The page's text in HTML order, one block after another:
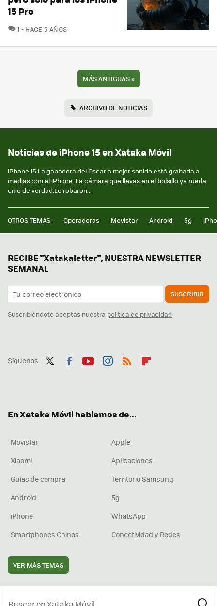
15 Pro
1 COMENTARIOS
HACE 3 AÑOS
MÁS ANTIGUAS»
ARCHIVO DE NOTICIAS
Noticias de iPhone 15 en Xataka Móvil
iPhone 15:La ganadora del Oscar a mejor sonido está grabada a
medias con el iPhone. La cámara que llevas en el bolsillo ya rueda
cine de verdad.Le robaron...
OTROS TEMAS: Operadoras Movistar Android 5g
RECIBE "Xatakaletter", NUESTRA NEWSLETTER
SEMANAL
SUSCRIBIR
Suscribiéndote aceptas nuestra política de privacidad
Síguenos
En Xataka Móvil hablamos de...
Movistar
Apple
Xiaomi
Aplicaciones
Guías de compra
Territorio Samsung
Android
5g
iPhone
WhatsApp
Smartphones Chinos
Conectividad y Redes
VER MÁS TEMAS